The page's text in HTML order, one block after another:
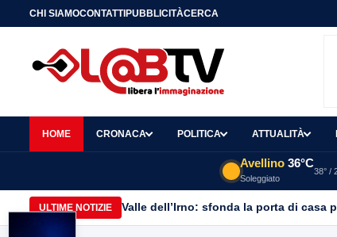
CHI SIAMOCONTATTIPUBBLICITÀCERCA
HOME CRONACA POLITICA ATTUALITÀ
Avellino 36°C
Soleggiato
38° /
ULTIME NOTIZIE Valle dell’Irno: sfonda la porta di casa